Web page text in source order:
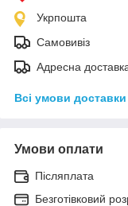
Укрпошта
Самовивіз
Адресна
Всі умови доставки
Умови оплати
Післяплата
Безготівковий